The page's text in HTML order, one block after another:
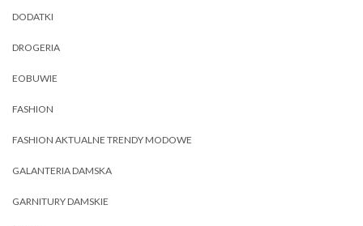
DODATKI
DROGERIA
EOBUWIE
FASHION
FASHION AKTUALNE TRENDY MODOWE
GALANTERIA DAMSKA
GARNITURY DAMSKIE